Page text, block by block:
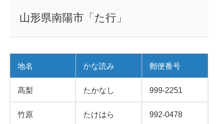
山形県南陽市「た行」
地名 かな読み 郵便番号
高梨 たかなし 999-2251
竹原 たけはら 992-0478